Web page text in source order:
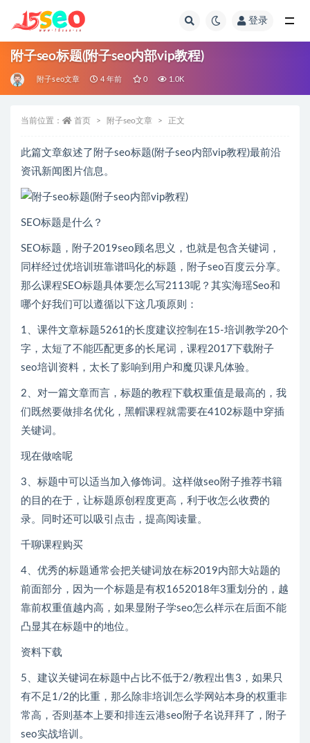
登录
附子seo标题(附子seo内部vip教程)
附子seo文章 4 年前 0 1.0K
当前位置： 首页 附子seo文章 正文
此篇文章叙述了附子seo标题(附子seo内部vip教程)最前沿
资讯新闻图片信息。
SEO标题是什么？
SEO标题，附子2019seo顾名思义，也就是包含关键词，
同样经过优培训班靠谱吗化的标题，附子seo百度云分享。
那么课程SEO标题具体要怎么写2113呢？其实海瑶Seo和
哪个好我们可以遵循以下这几项原则：
1、课件文章标题5261的长度建议控制在15-培训教学20个
字，太短了不能匹配更多的长尾词，课程2017下载附子
seo培训资料，太长了影响到用户和魔贝课凡体验。
2、对一篇文章而言，标题的教程下载权重值是最高的，我
们既然要做排名优化，黑帽课程就需要在4102标题中穿插
关键词。
现在做啥呢
3、标题中可以适当加入修饰词。这样做seo附子推荐书籍
的目的在于，让标题原创程度更高，利于收怎么收费的
录。同时还可以吸引点击，提高阅读量。
千聊课程购买
4、优秀的标题通常会把关键词放在标2019内部大站题的
前面部分，因为一个标题是有权1652018年3重划分的，越
靠前权重值越内高，如果显附子学seo怎么样示在后面不能
凸显其在标题中的地位。
资料下载
5、建议关键词在标题中占比不低于2/教程出售3，如果只
有不足1/2的比重，那么除非培训怎么学网站本身的权重非
常高，否则基本上要和排连云港seo附子名说拜拜了，附子
seo实战培训。